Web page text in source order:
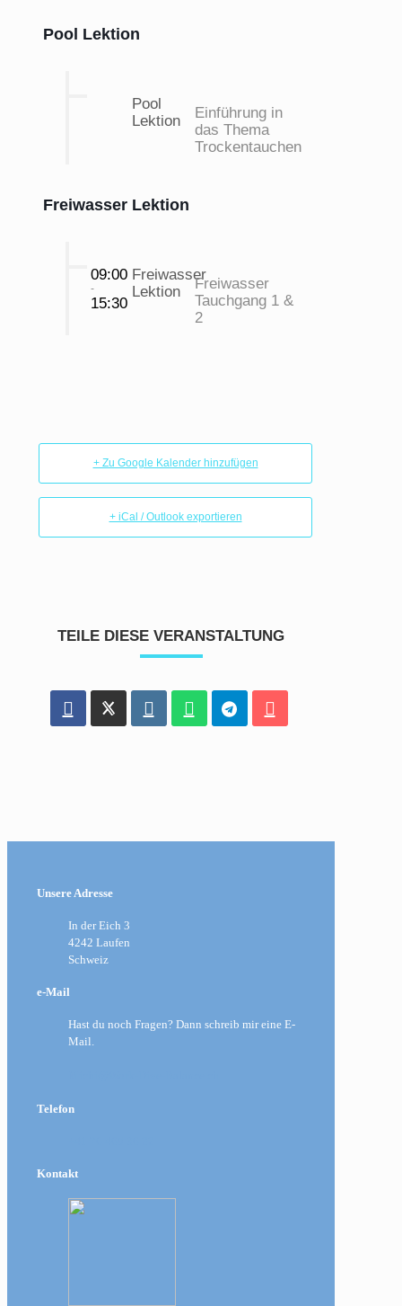
Pool Lektion
Pool
Lektion
Einführung in
das Thema
Trockentauchen
Freiwasser Lektion
09:00
-
15:30
Freiwasser
Lektion
Freiwasser
Tauchgang 1 &
2
+ Zu Google Kalender hinzufügen
+ iCal / Outlook exportieren
TEILE DIESE VERANSTALTUNG
Unsere Adresse
In der Eich 3
4242 Laufen
Schweiz
e-Mail
Hast du noch Fragen? Dann schreib mir eine E-
Mail.
Telefon
Kontakt